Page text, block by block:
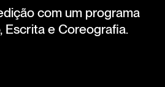
com um programa
Escrita e Coreografia.